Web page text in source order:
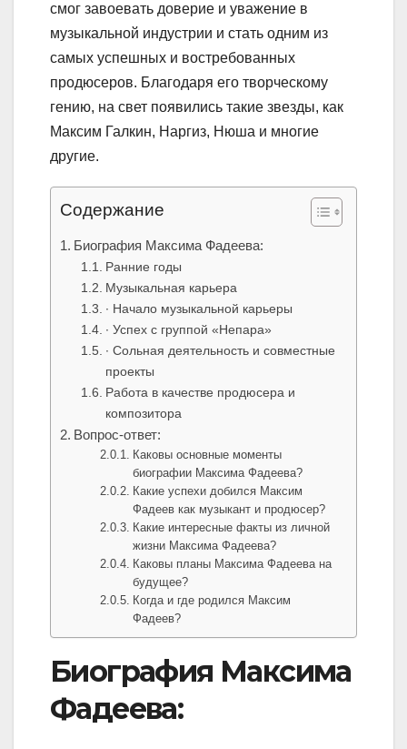
смог завоевать доверие и уважение в
музыкальной индустрии и стать одним из
самых успешных и востребованных
продюсеров. Благодаря его творческому
гению, на свет появились такие звезды, как
Максим Галкин, Наргиз, Нюша и многие
другие.
Содержание
Биография Максима Фадеева:
Ранние годы
Музыкальная карьера
∙ Начало музыкальной карьеры
∙ Успех с группой «Непара»
∙ Сольная деятельность и совместные
проекты
Работа в качестве продюсера и
композитора
Вопрос-ответ:
Каковы основные моменты
биографии Максима Фадеева?
Какие успехи добился Максим
Фадеев как музыкант и продюсер?
Какие интересные факты из личной
жизни Максима Фадеева?
Каковы планы Максима Фадеева на
будущее?
Когда и где родился Максим
Фадеев?
Биография Максима
Фадеева: